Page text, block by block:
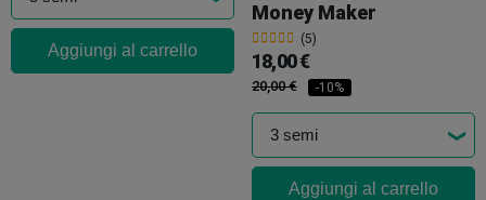
Aggiungi al carrello
Money Maker
(5)
18,00 €
20,00 € -10%
Aggiungi al carrello